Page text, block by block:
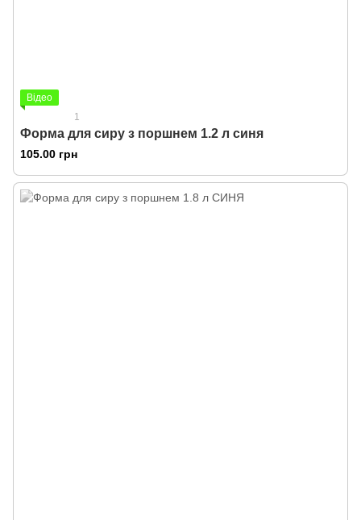
Відео
1
Форма для сиру з поршнем 1.2 л синя
105.00 грн